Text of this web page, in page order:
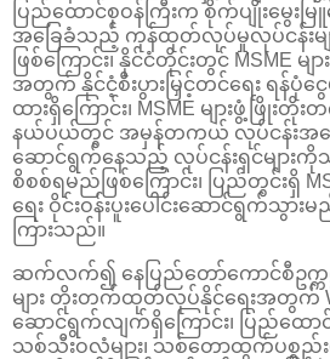
ပြည်ထောင်စုဝန်ကြီးက စိုက်ပျိုးမွေးမ
အခြေခံသည့် ကုန်ထုတ်လုပ်မှုလုပ်ငန်းမ
ဖြစ်ကြောင်း၊ နိုင်ငံတိုင်းတွင် MSME မ
အတွက် နိုင်ငံ့စီးပွားမြှင့်တင်ရေး ရန်ပုံ
ထားရှိကြောင်း၊ MSME များဖွံ့ဖ
နယ်ပယ်တွင် အမှန်တကယ် လုပ်ငန်းအ
ဆောင်ရွက်နေသည့် လုပ်ငန်းရှင်များကိုသ
စိစစ်ရမည်ဖြစ်ကြောင်း၊ ပြည်တွင်းရှိ
ရေး ဝိုင်းဝန်းပူးပေါင်းဆောင်ရွက်သွားမ
ကြားသည်။
ဆက်လက်၍ နေပြည်တော်ကောင်စီဥက္က
များ တိုးတက်ထုတ်လုပ်နိုင်ရေးအတွက်
ဆောင်ရွက်လျက်ရှိကြောင်း၊ ပြည်ထေ
သစ်သီးဝလံများ၊ သစ်တောထွက်ပစ္စည်